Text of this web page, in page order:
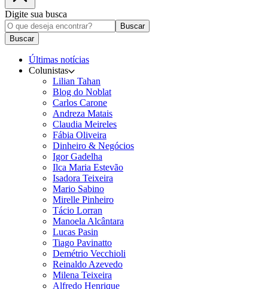
Digite sua busca
Buscar
Buscar
Últimas notícias
Colunistas
Lilian Tahan
Blog do Noblat
Carlos Carone
Andreza Matais
Claudia Meireles
Fábia Oliveira
Dinheiro & Negócios
Igor Gadelha
Ilca Maria Estevão
Isadora Teixeira
Mario Sabino
Mirelle Pinheiro
Tácio Lorran
Manoela Alcântara
Lucas Pasin
Tiago Pavinatto
Demétrio Vecchioli
Reinaldo Azevedo
Milena Teixeira
Alfredo Henrique